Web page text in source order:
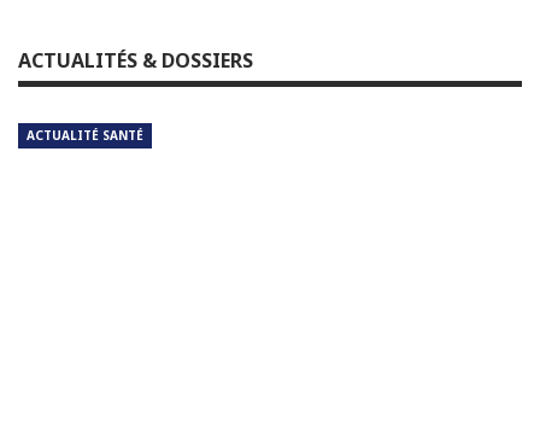
ACTUALITÉS & DOSSIERS
ACTUALITÉ SANTÉ